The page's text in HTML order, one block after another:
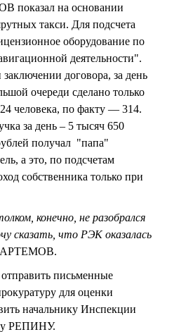
показал на основании
такси. Для подсчета
оборудование по
деятельности".
договора, за день
очереди сделано только
человека, по факту — 314.
за день – 5 тысяч 650
получал "папа"
а это, по подсчетам
собственника только при
конечно, не разобрался
сказать, что РЭК оказалась
АРТЕМОВ.
письменные
для оценки
начальнику Инспекции
РЕПИНУ.